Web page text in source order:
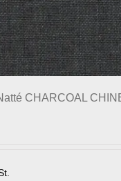
CHARCOAL